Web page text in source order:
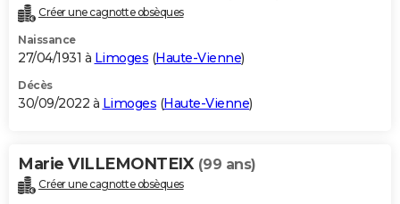
Créer une cagnotte obsèques
Naissance
27/04/1931 à Limoges (Haute-Vienne)
Décès
30/09/2022 à Limoges (Haute-Vienne)
Marie VILLEMONTEIX (99 ans)
Créer une cagnotte obsèques